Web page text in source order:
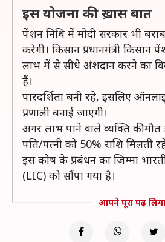
इस योजना की ख़ास बात
पेंशन निधि में मोदी सरकार भी
करेगी। किसान प्रधानमंत्री किसान
लाभ में से सीधे अंशदान करने का
हैं।
पारदर्शिता बनी रहे, इसलिए
प्रणाली बनाई जाएगी।
अगर लाभ पाने वाले व्यक्ति की
पति/पत्नी को 50% राशि मिलती
इस कोष के प्रबंधन का ज़िम्मा
(LIC) को सौंपा गया है।
आपने पूरा पढ़